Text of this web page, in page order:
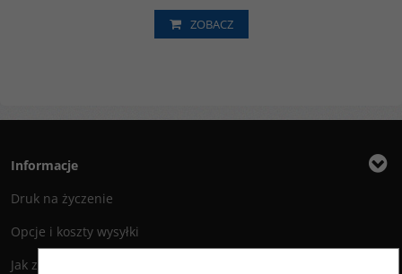
ZOBACZ
Informacje
Druk na życzenie
Opcje i koszty wysyłki
Jak zamawiać?